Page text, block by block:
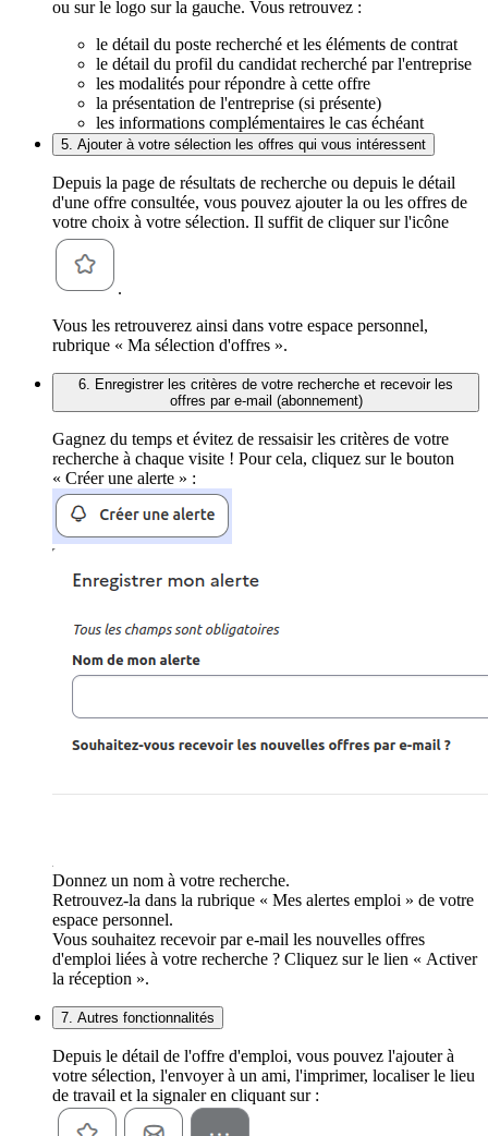
ou sur le logo sur la gauche. Vous retrouvez :
le détail du poste recherché et les éléments de contrat
le détail du profil du candidat recherché par l'entreprise
les modalités pour répondre à cette offre
la présentation de l'entreprise (si présente)
les informations complémentaires le cas échéant
5. Ajouter à votre sélection les offres qui vous intéressent
Depuis la page de résultats de recherche ou depuis le détail
d'une offre consultée, vous pouvez ajouter la ou les offres de
votre choix à votre sélection. Il suffit de cliquer sur l'icône
.
Vous les retrouverez ainsi dans votre espace personnel,
rubrique « Ma sélection d'offres ».
6. Enregistrer les critères de votre recherche et recevoir les
offres par e-mail (abonnement)
Gagnez du temps et évitez de ressaisir les critères de votre
recherche à chaque visite ! Pour cela, cliquez sur le bouton
« Créer une alerte » :
Donnez un nom à votre recherche.
Retrouvez-la dans la rubrique « Mes alertes emploi » de votre
espace personnel.
Vous souhaitez recevoir par e-mail les nouvelles offres
d'emploi liées à votre recherche ? Cliquez sur le lien « Activer
la réception ».
7. Autres fonctionnalités
Depuis le détail de l'offre d'emploi, vous pouvez l'ajouter à
votre sélection, l'envoyer à un ami, l'imprimer, localiser le lieu
de travail et la signaler en cliquant sur :